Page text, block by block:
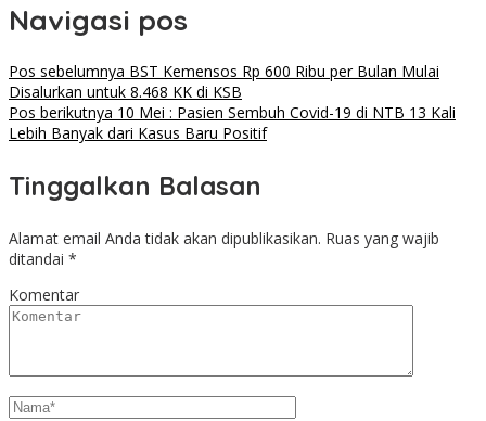
Navigasi pos
Pos sebelumnya BST Kemensos Rp 600 Ribu per Bulan Mulai
Disalurkan untuk 8.468 KK di KSB
Pos berikutnya 10 Mei : Pasien Sembuh Covid-19 di NTB 13 Kali
Lebih Banyak dari Kasus Baru Positif
Tinggalkan Balasan
Alamat email Anda tidak akan dipublikasikan. Ruas yang wajib
ditandai *
Komentar